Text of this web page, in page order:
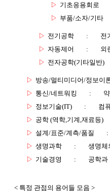
▷ 기초응용회로
▷ 부품/소자/기타
▷ 전기공학 :
전
▷ 자동제어 :
외
▷ 전자공학(기타일반)
▷ 방송/멀티미디어/정보이
▷ 통신/네트워킹 :
▷ 정보기술(IT) :
컴
▷ 공학 (역학,기계,재료등)
▷ 설계/표준/계측/품질 :
▷ 생명과학 :
생명체
▷ 기술경영 : 공학과
< 특정 관점의 용어들 모음 >